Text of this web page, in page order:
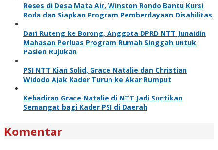
Reses di Desa Mata Air, Winston Rondo Bantu Kursi
Roda dan Siapkan Program Pemberdayaan Disabilitas
Dari Ruteng ke Borong, Anggota DPRD NTT Junaidin
Mahasan Perluas Program Rumah Singgah untuk
Pasien Rujukan
PSI NTT Kian Solid, Grace Natalie dan Christian
Widodo Ajak Kader Turun ke Akar Rumput
Kehadiran Grace Natalie di NTT Jadi Suntikan
Semangat bagi Kader PSI di Daerah
Komentar